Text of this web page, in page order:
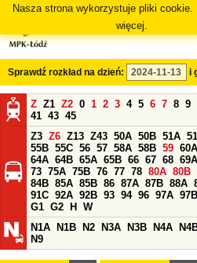
Nasza strona wykorzystuje pliki cookie.
więcej.
Sprawdź rozkład na dzień: i
Z Z1 Z2 0 1 2 3 4 5 6 7 8 9
41 43 45
Z3 Z6 Z13 Z43 50A 50B 51A
55B 55C 56 57 58A 58B 59 60A
64A 64B 65A 65B 66 67 68 69A
73 75A 75B 76 77 78 80A 80B
84B 85A 85B 86 87A 87B 88A
91C 92A 92B 93 94 96 97A 97B
G1 G2 H
W
N1A
N1B N2 N3A N3B N4A
N9